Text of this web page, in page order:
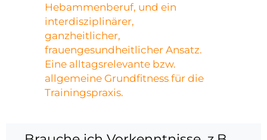
Hebammenberuf, und ein
interdisziplinärer,
ganzheitlicher,
frauengesundheitlicher Ansatz.
Eine alltagsrelevante bzw.
allgemeine Grundfitness für die
Trainingspraxis.